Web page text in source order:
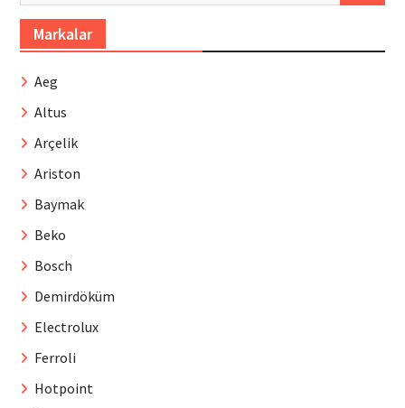
Markalar
Aeg
Altus
Arçelik
Ariston
Baymak
Beko
Bosch
Demirdöküm
Electrolux
Ferroli
Hotpoint